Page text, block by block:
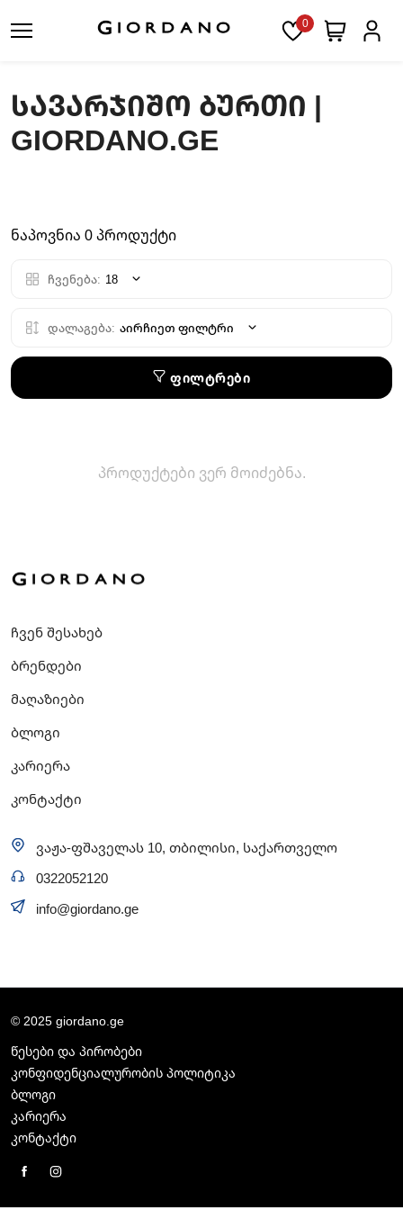
0
ᲡᲐᲕᲐᲠᲯᲘᲨᲝ ᲑᲣᲠᲗᲘ |
GIORDANO.GE
ნაპოვნია 0 პროდუქტი
ჩვენება: 18
დალაგება: აირჩიეთ ფილტრი
ფილტრები
პროდუქტები ვერ მოიძებნა.
ჩვენ შესახებ
ბრენდები
მაღაზიები
ბლოგი
კარიერა
კონტაქტი
ვაჟა-ფშაველას 10, თბილისი, საქართველო
0322052120
info@giordano.ge
© 2025 giordano.ge
წესები და პირობები
კონფიდენციალურობის პოლიტიკა
ბლოგი
კარიერა
კონტაქტი